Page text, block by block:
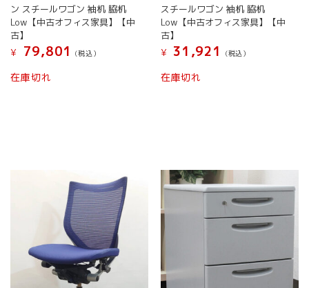
ン スチールワゴン 袖机 脇机
Low【中古オフィス家具】【中
古】
¥
79,801 (税込）
在庫切れ
スチールワゴン 袖机 脇机
Low【中古オフィス家具】【中
古】
¥
31,921 (税込）
在庫切れ